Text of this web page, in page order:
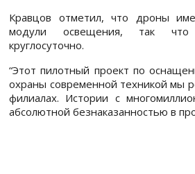
Кравцов отметил, что дроны
модули освещения, так что
круглосуточно.
“Этот пилотный проект по
охраны современной техникой мы
филиалах. Истории с
абсолютной безнаказанностью в